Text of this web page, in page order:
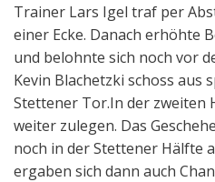
Trainer Lars Igel traf per
einer Ecke. Danach erhöhte
und belohnte sich noch vor
Kevin Blachetzki schoss aus
Stettener Tor.In der zweiten
weiter zulegen. Das
noch in der Stettener Hälfte
ergaben sich dann auch